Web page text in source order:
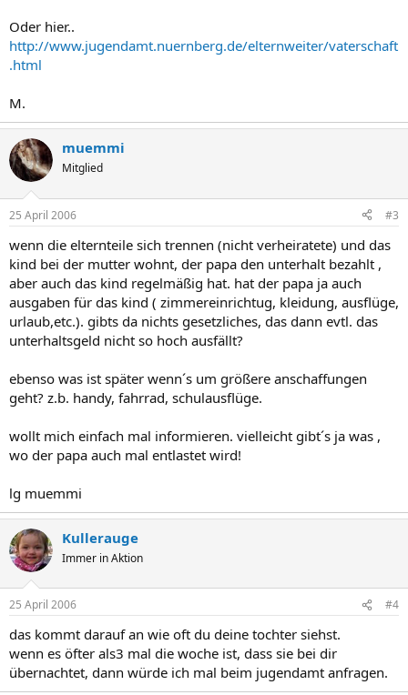
Oder hier..
http://www.jugendamt.nuernberg.de/elternweiter/vaterschaft
.html
M.
muemmi
Mitglied
25 April 2006 #3
wenn die elternteile sich trennen (nicht verheiratete) und das
kind bei der mutter wohnt, der papa den unterhalt bezahlt ,
aber auch das kind regelmäßig hat. hat der papa ja auch
ausgaben für das kind ( zimmereinrichtug, kleidung, ausflüge,
urlaub,etc.). gibts da nichts gesetzliches, das dann evtl. das
unterhaltsgeld nicht so hoch ausfällt?
ebenso was ist später wenn´s um größere anschaffungen
geht? z.b. handy, fahrrad, schulausflüge.
wollt mich einfach mal informieren. vielleicht gibt´s ja was ,
wo der papa auch mal entlastet wird!
lg muemmi
Kullerauge
Immer in Aktion
25 April 2006 #4
das kommt darauf an wie oft du deine tochter siehst.
wenn es öfter als3 mal die woche ist, dass sie bei dir
übernachtet, dann würde ich mal beim jugendamt anfragen.